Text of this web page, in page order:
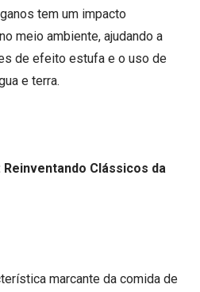
tem um impacto
meio ambiente, ajudando a
de efeito estufa e o uso de
e terra.
Clássicos da
marcante da comida de